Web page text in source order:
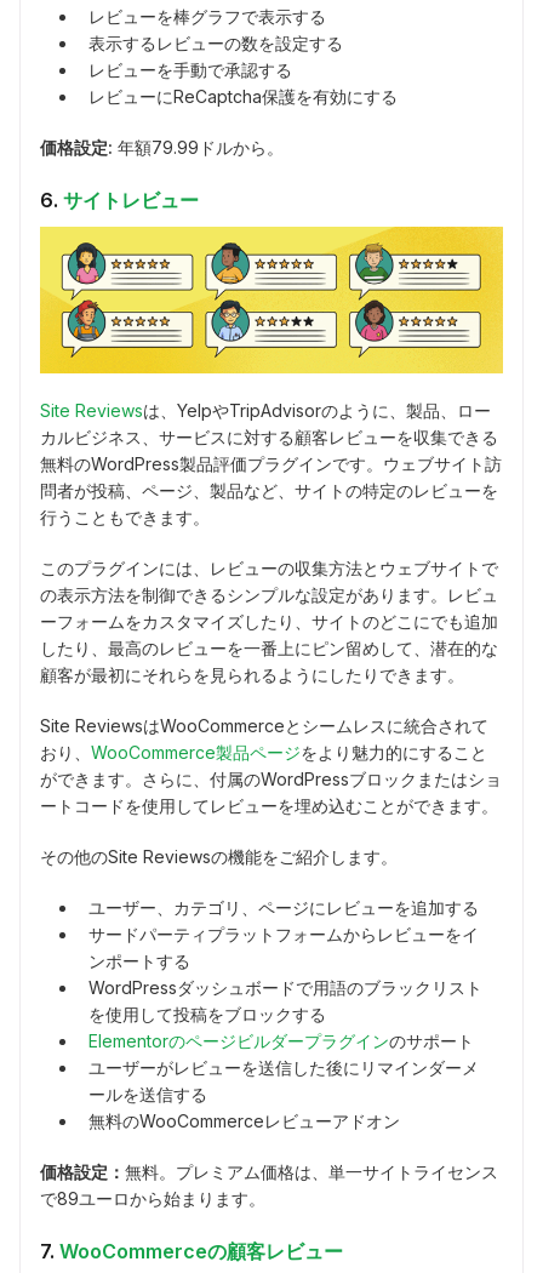
レビューを棒グラフで表示する
表示するレビューの数を設定する
レビューを手動で承認する
レビューにReCaptcha保護を有効にする
価格設定: 年額79.99ドルから。
6. サイトレビュー
Site Reviewsは、YelpやTripAdvisorのように、製品、ロー
カルビジネス、サービスに対する顧客レビューを収集できる
無料のWordPress製品評価プラグインです。ウェブサイト訪
問者が投稿、ページ、製品など、サイトの特定のレビューを
行うこともできます。
このプラグインには、レビューの収集方法とウェブサイトで
の表示方法を制御できるシンプルな設定があります。レビュ
ーフォームをカスタマイズしたり、サイトのどこにでも追加
したり、最高のレビューを一番上にピン留めして、潜在的な
顧客が最初にそれらを見られるようにしたりできます。
Site ReviewsはWooCommerceとシームレスに統合されて
おり、 WooCommerce製品ページをより魅力的にすること
ができます。さらに、付属のWordPressブロックまたはショ
ートコードを使用してレビューを埋め込むことができます。
その他のSite Reviewsの機能をご紹介します。
ユーザー、カテゴリ、ページにレビューを追加する
サードパーティプラットフォームからレビューをイ
ンポートする
WordPressダッシュボードで用語のブラックリスト
を使用して投稿をブロックする
Elementorのページビルダープラグインのサポート
ユーザーがレビューを送信した後にリマインダーメ
ールを送信する
無料のWooCommerceレビューアドオン
価格設定： 無料。プレミアム価格は、単一サイトライセンス
で89ユーロから始まります。
7. WooCommerceの顧客レビュー